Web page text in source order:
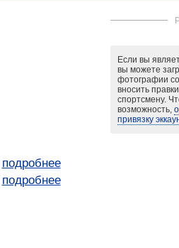
Если вы
вы можете
фотографии
вносить
спортсмену.
возможность,
привязку
подробнее
подробнее